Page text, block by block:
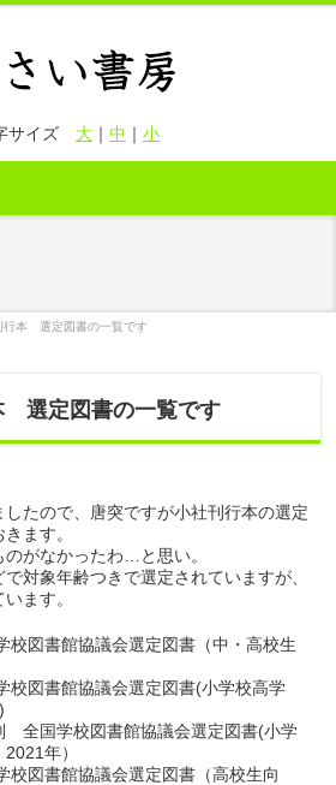
サイズ 大｜ 中 ｜ 小
行本 選定図書の一覧です
選定図書の一覧です
たので、唐突ですが小社刊行本の選定
ます。
がなかったわ…と思い。
対象年齢つきで選定されていますが、
ます。
図書館協議会選定図書（中・高校生
校図書館協議会選定図書(小学校高学
全国学校図書館協議会選定図書(小学
年）
校図書館協議会選定図書（高校生向